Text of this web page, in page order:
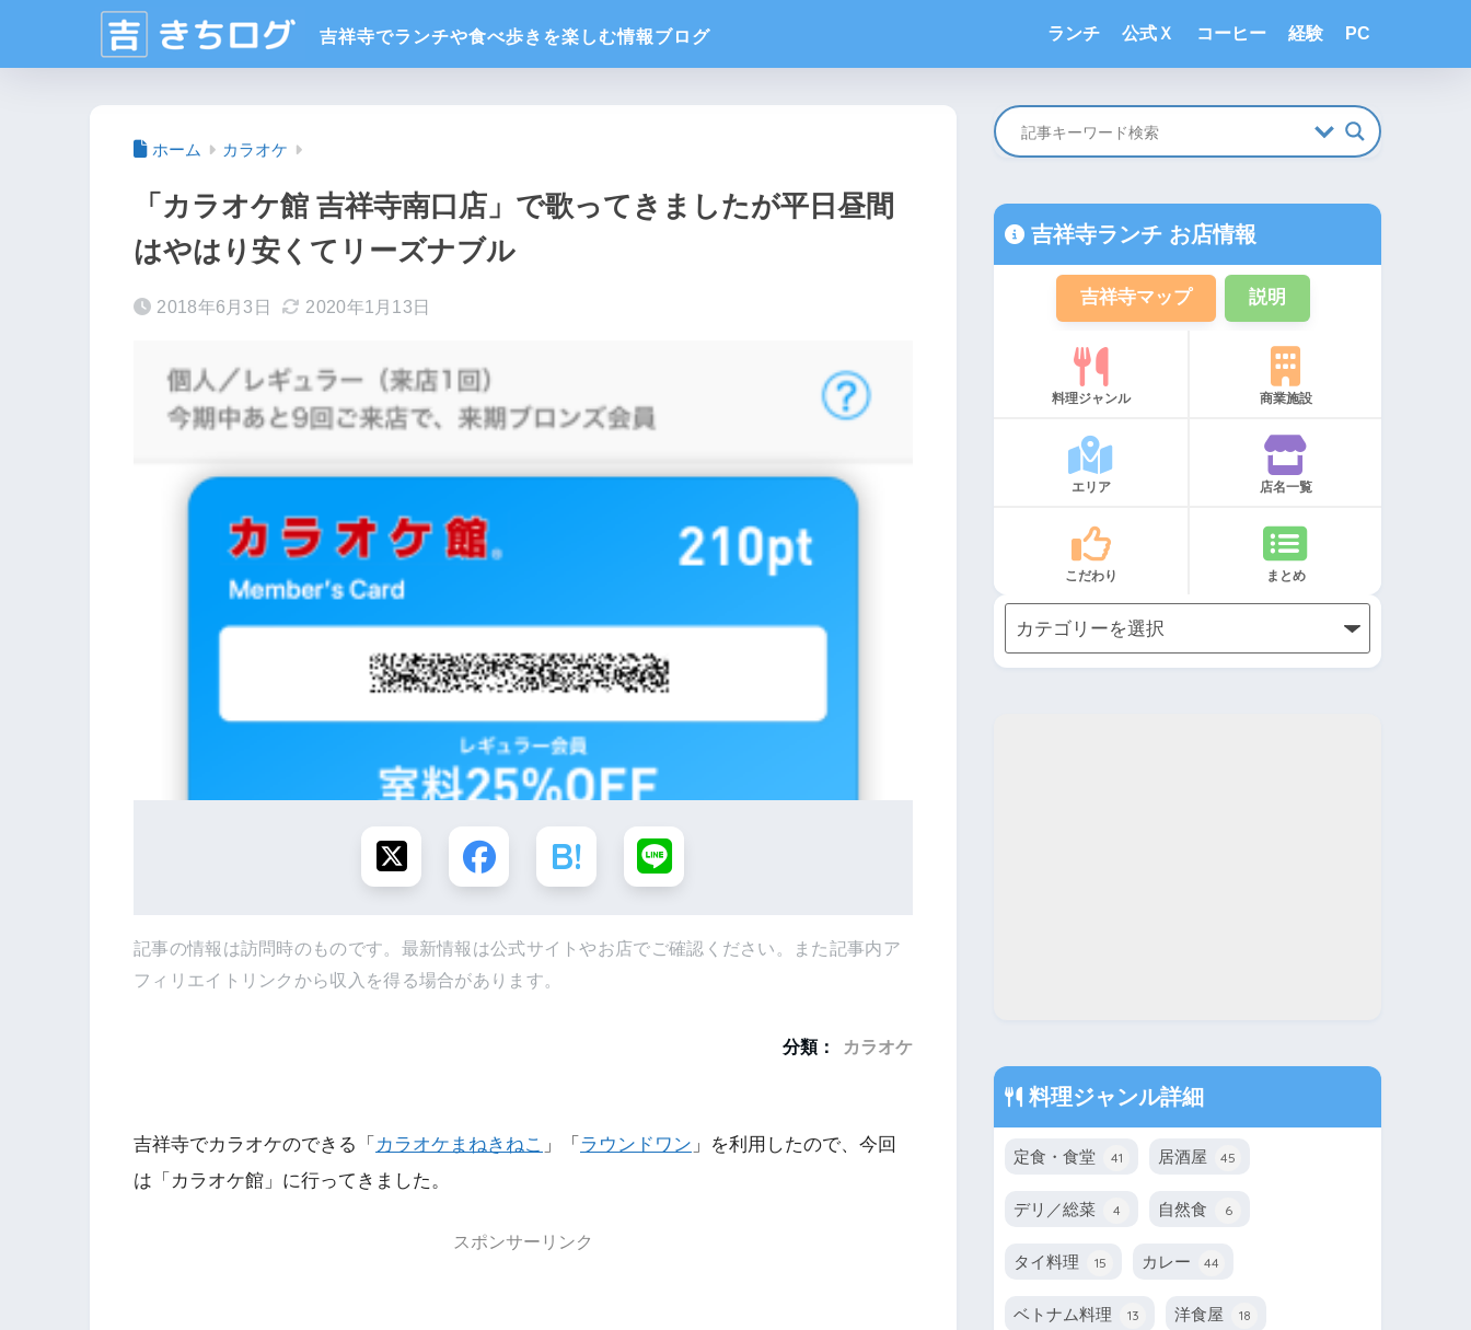
ランチ 公式Ｘ コーヒー 経験 PC
ホーム カラオケ
「カラオケ館 吉祥寺南口店」で歌ってきましたが平日昼間
はやはり安くてリーズナブル
2018年6月3日 2020年1月13日
記事の情報は訪問時のものです。最新情報は公式サイトやお店でご確認ください。また記事内ア
フィリエイトリンクから収入を得る場合があります。
分類： カラオケ
吉祥寺でカラオケのできる「 カラオケまねきねこ 」「 ラウンドワン 」を利用したので、今回
は「カラオケ館」に行ってきました。
スポンサーリンク
吉祥寺ランチ お店情報
吉祥寺マップ 説明
料理ジャンル 商業施設
エリア 店名一覧
こだわり まとめ
料理ジャンル詳細
定食・食堂 41 居酒屋 45
デリ／総菜 4 自然食 6
タイ料理 15 カレー 44
ベトナム料理 13 洋食屋 18